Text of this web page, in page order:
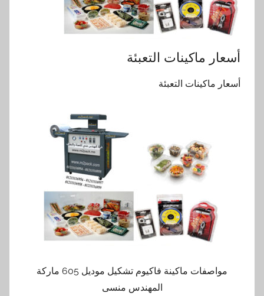
أسعار ماكينات التعبئة
أسعار ماكينات التعبئة
مواصفات ماكينة فاكيوم تشكيل موديل 605 ماركة
المهندس منسى